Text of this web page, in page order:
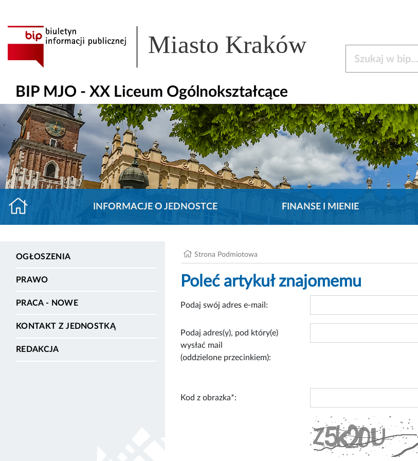
Miasto Kraków
BIP MJO - XX Liceum Ogólnokształcące
INFORMACJE O JEDNOSTCE FINANSE I MIENIE
OGŁOSZENIA
PRAWO
PRACA - NOWE
KONTAKT Z JEDNOSTKĄ
REDAKCJA
Strona Podmiotowa
Poleć artykuł znajomemu
Podaj swój adres e-mail:
Podaj adres(y), pod który(e)
wysłać mail
(oddzielone przecinkiem):
Kod z obrazka*: